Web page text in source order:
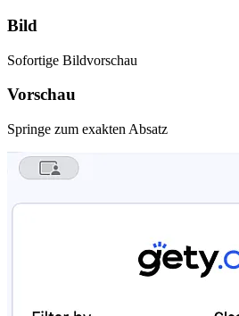
Bild
Sofortige Bildvorschau
Vorschau
Springe zum exakten Absatz